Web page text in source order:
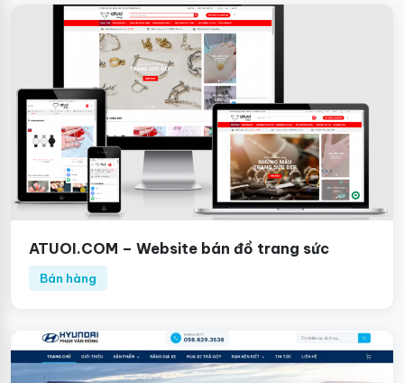
ATUOI.COM – Website bán đồ trang sức
Bán hàng